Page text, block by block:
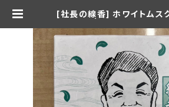
[社長の線香] ホワイトムス